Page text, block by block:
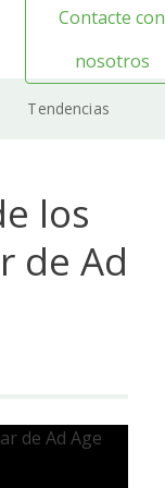
Contacte con
nosotros
Tendencias
los
de Ad